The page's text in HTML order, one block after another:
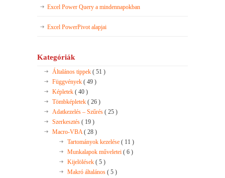
Excel Power Query a mindennapokban
Excel PowerPivot alapjai
Kategóriák
Általános tippek ( 51 )
Függvények ( 49 )
Képletek ( 40 )
Tömbképletek ( 26 )
Adatkezelés – Szűrés ( 25 )
Szerkesztés ( 19 )
Macro-VBA( 28 )
Tartományok kezelése ( 11 )
Munkalapok műveletei ( 6 )
Kijelölések ( 5 )
Makró általános ( 5 )